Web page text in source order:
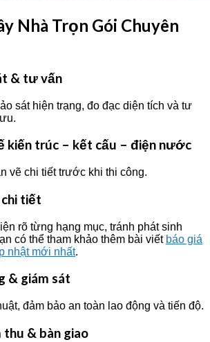
Nhà Trọn Gói Chuyên
& tư vấn
sát hiện trạng, đo đạc diện tích và tư
kiến trúc – kết cấu – điện nước
vẽ chi tiết trước khi thi công.
tiết
rõ từng hạng mục, tránh phát sinh
có thể tham khảo thêm bài viết báo giá
nhật mới nhất.
& giám sát
đảm bảo an toàn lao động và tiến độ.
& bàn giao